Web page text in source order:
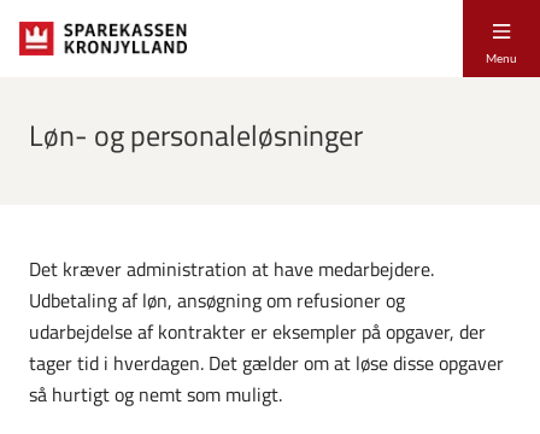
Menu
Løn- og personaleløsninger
Det kræver administration at have medarbejdere.
Udbetaling af løn, ansøgning om refusioner og
udarbejdelse af kontrakter er eksempler på opgaver, der
tager tid i hverdagen. Det gælder om at løse disse opgaver
så hurtigt og nemt som muligt.